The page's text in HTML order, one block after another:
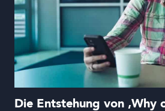
Die Entstehung von ‚Why